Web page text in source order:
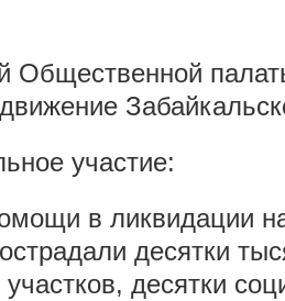
Общественной
участие:
в ликвидации
десятки
десятки